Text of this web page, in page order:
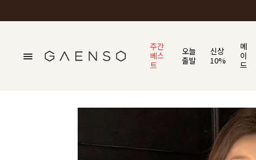
주간
베스
트
오늘
출발
신상
10%
메
이
드